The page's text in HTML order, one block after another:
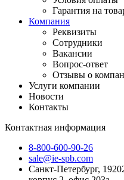
Гарантия на
Компания
Реквизиты
Сотрудники
Вакансии
Вопрос-ответ
Отзывы о
Услуги компании
Новости
Контакты
Контактная информация
8-800-600-90-26
sale@ie-spb.com
Санкт-Петербург,